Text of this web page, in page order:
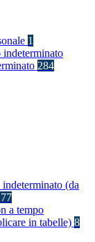
1
indeterminato
284
(da
a tempo
in tabelle) 8